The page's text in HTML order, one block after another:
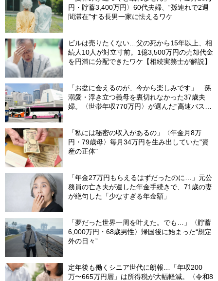
円・貯蓄3,400万円〉60代夫婦、“孫連れで2週
間滞在”する長男一家に怯えるワケ
ビルは売りたくない…父の死から15年以上、相
続人10人が対立寸前。1億3,500万円の売却代金
を円満に分配できたワケ【相続実務士が解説】
「お盆に会えるのが、今から楽しみです」…孫
溺愛・浮き立つ義母を裏切れなかった37歳夫
婦。〈世帯年収770万円〉が選んだ“高速バス帰
「私には秘密の収入があるの」〈年金月8万
円・79歳母〉毎月34万円を生み出していた"資
産の正体"
「年金27万円もらえるはずだったのに…」元公
務員の亡き夫が遺した年金手続きで、71歳の妻
が絶句した「少なすぎる年金額」
「夢だった世界一周を叶えた。でも…」〈貯蓄
6,000万円・68歳男性〉帰国後に始まった“想定
外の日々”
定年後も働くシニア世代に朗報…「年収200
万〜665万円層」は所得税が大幅軽減。〈令和8